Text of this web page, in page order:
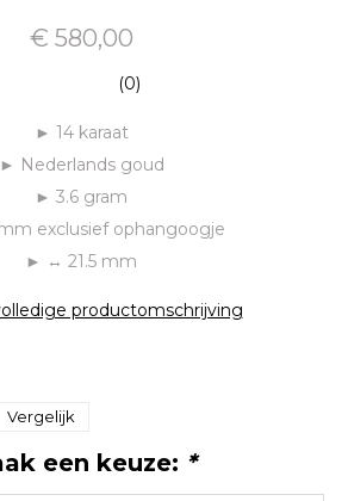
€ 580,00
(0)
► 14 karaat
► Nederlands goud
► 3.6 gram
exclusief ophangoogje
► ↔ 21.5 mm
productomschrijving
Vergelijk
een keuze: *